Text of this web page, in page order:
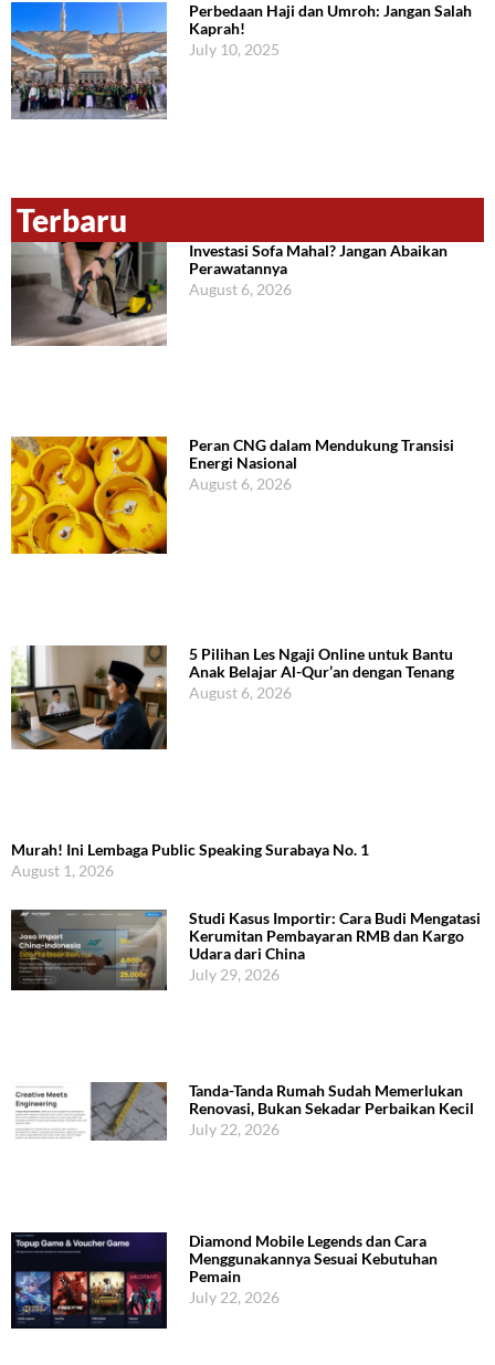
Perbedaan Haji dan Umroh: Jangan Salah
Kaprah!
July 10, 2025
Terbaru
Investasi Sofa Mahal? Jangan Abaikan
Perawatannya
August 6, 2026
Peran CNG dalam Mendukung Transisi
Energi Nasional
August 6, 2026
5 Pilihan Les Ngaji Online untuk Bantu
Anak Belajar Al-Qur’an dengan Tenang
August 6, 2026
Murah! Ini Lembaga Public Speaking Surabaya No. 1
August 1, 2026
Studi Kasus Importir: Cara Budi Mengatasi
Kerumitan Pembayaran RMB dan Kargo
Udara dari China
July 29, 2026
Tanda-Tanda Rumah Sudah Memerlukan
Renovasi, Bukan Sekadar Perbaikan Kecil
July 22, 2026
Diamond Mobile Legends dan Cara
Menggunakannya Sesuai Kebutuhan
Pemain
July 22, 2026